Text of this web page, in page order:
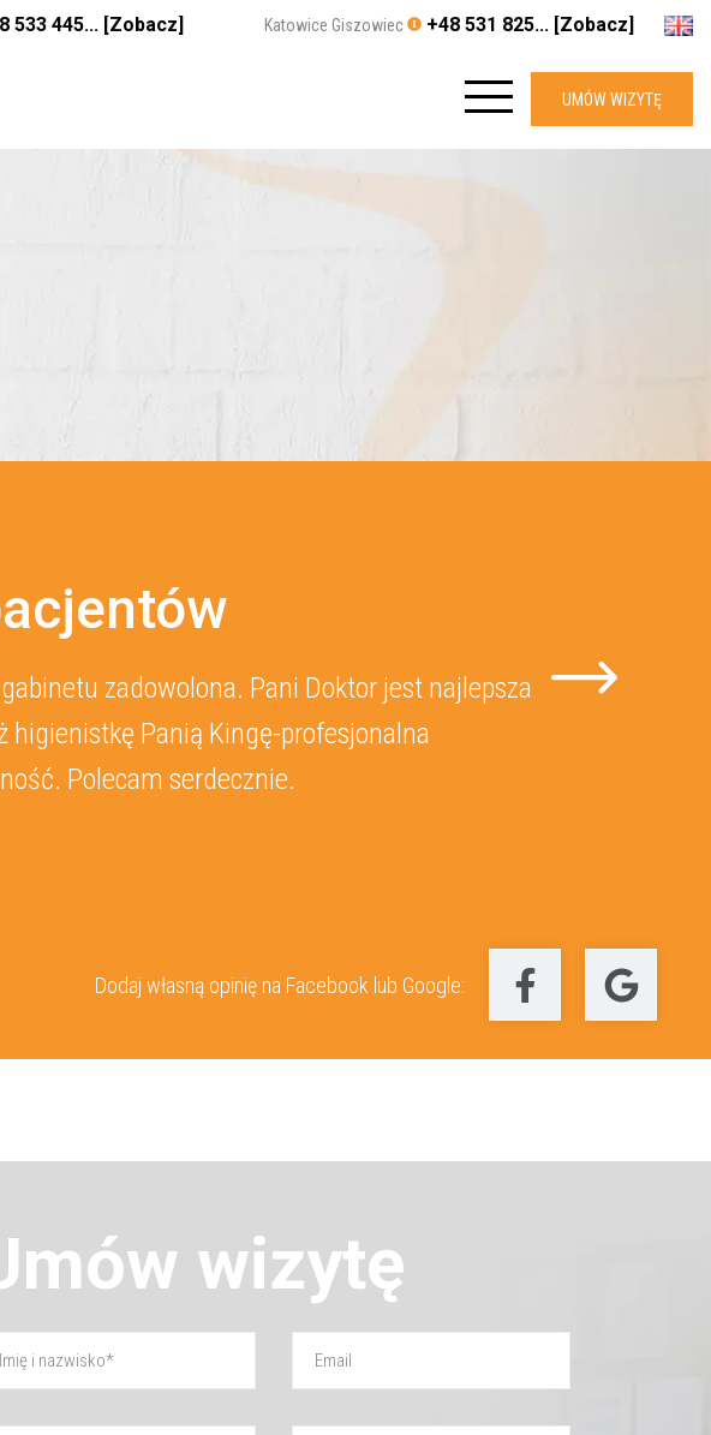
Katowice Giszowiec +48 531 825... [Zobacz]
533 445... [Zobacz]
UMÓW WIZYTĘ
zadowolona. Pani Doktor jest najlepsza
higienistkę Panią Kingę-profesjonalna
Polecam serdecznie.
Dodaj własną opinię na Facebook lub Google:
wizytę